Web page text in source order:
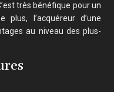
très bénéfique pour un
plus, l’acquéreur d’une
au niveau des plus-